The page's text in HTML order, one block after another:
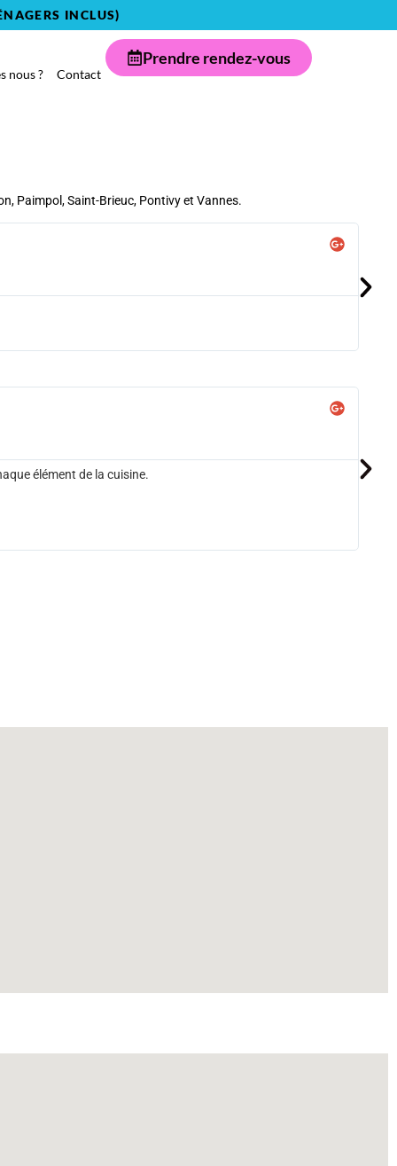
INCLUS)
nous ? Contact
Prendre rendez-vous
Paimpol, Saint-Brieuc, Pontivy et Vannes.
élément de la cuisine.